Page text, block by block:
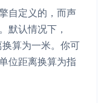
自定义的，而声
默认情况下，
算为一米。你可
位距离换算为指